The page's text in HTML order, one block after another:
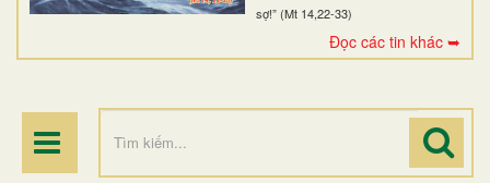
sợ!” (Mt 14,22-33)
Đọc các tin khác ➥